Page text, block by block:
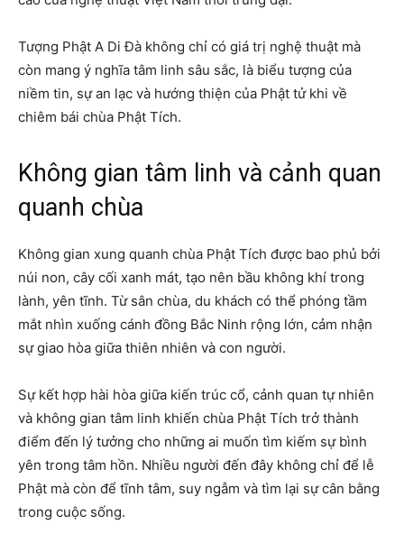
Tượng Phật A Di Đà không chỉ có giá trị nghệ thuật mà
còn mang ý nghĩa tâm linh sâu sắc, là biểu tượng của
niềm tin, sự an lạc và hướng thiện của Phật tử khi về
chiêm bái chùa Phật Tích.
Không gian tâm linh và cảnh quan
quanh chùa
Không gian xung quanh chùa Phật Tích được bao phủ bởi
núi non, cây cối xanh mát, tạo nên bầu không khí trong
lành, yên tĩnh. Từ sân chùa, du khách có thể phóng tầm
mắt nhìn xuống cánh đồng Bắc Ninh rộng lớn, cảm nhận
sự giao hòa giữa thiên nhiên và con người.
Sự kết hợp hài hòa giữa kiến trúc cổ, cảnh quan tự nhiên
và không gian tâm linh khiến chùa Phật Tích trở thành
điểm đến lý tưởng cho những ai muốn tìm kiếm sự bình
yên trong tâm hồn. Nhiều người đến đây không chỉ để lễ
Phật mà còn để tĩnh tâm, suy ngẫm và tìm lại sự cân bằng
trong cuộc sống.